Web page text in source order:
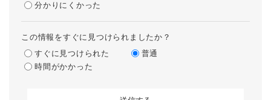
分かりにくかった
この情報をすぐに見つけられましたか？
すぐに見つけられた
普通
時間がかかった